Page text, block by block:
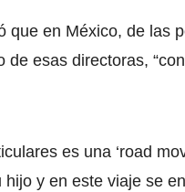
que en México, de las
de esas directoras,
es una ‘road
hijo y en este viaje se